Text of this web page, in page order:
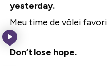
yesterday.
Meu time de vôlei
Don’tlose hope.